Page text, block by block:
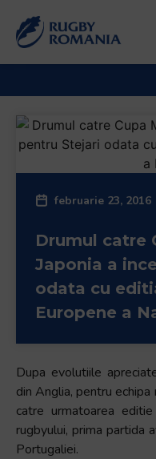
februarie 23, 2016
Drumul catre
Japonia a
odata cu
Europene a
Dupa evolutiile
din Anglia, pentru
catre urmatoarea
rugbyului, prima partida
Portugaliei.